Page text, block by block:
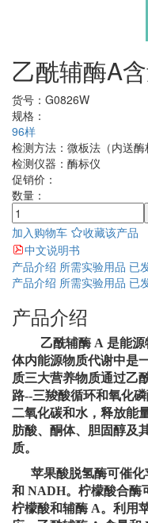
乙酰辅酶A
货号： G0826W
规格：
96样
检测方法： 微板法（内送酶
检测仪器： 酶标仪
促销价：
数量：
加入购物车
收藏该产品
中文说明书
产品介绍 所需实验用品 已
产品介绍 所需实验用品 已
产品介绍
乙酰辅酶 A 是能源
体内能源物质代谢中是
质三大营养物质通过乙
路--三羧酸循环和氧化
二氧化碳和水，释放能
肪酸、酮体、胆固醇及
质。
苹果酸脱氢酶可催化
和 NADH。柠檬酸合酶
柠檬酸和辅酶 A。利用